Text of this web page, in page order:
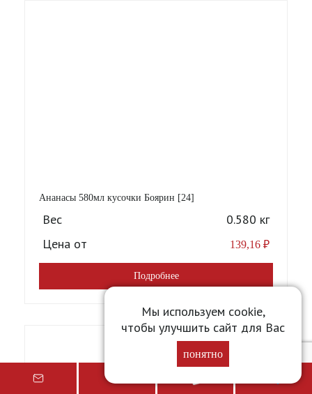
Ананасы 580мл кусочки Боярин [24]
Вес
0.580 кг
Цена от
139,16 ₽
Подробнее
Мы используем cookie,
чтобы улучшить сайт для Вас
понятно